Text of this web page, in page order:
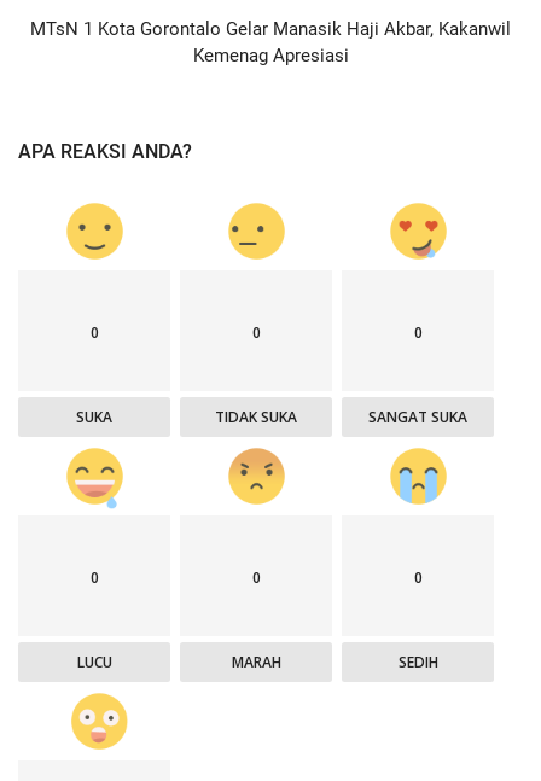
MTsN 1 Kota Gorontalo Gelar Manasik Haji Akbar, Kakanwil
Kemenag Apresiasi
APA REAKSI ANDA?
0
SUKA
0
TIDAK SUKA
0
SANGAT SUKA
0
LUCU
0
MARAH
0
SEDIH